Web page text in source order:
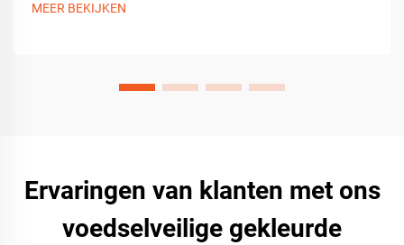
MEER BEKIJKEN
Ervaringen van klanten met ons
voedselveilige gekleurde